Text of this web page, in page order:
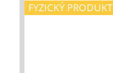
FYZICKÝ PRODUKT